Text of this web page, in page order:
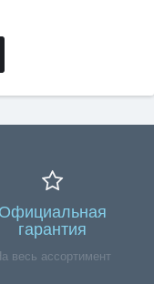
Официальная
гарантия
весь ассортимент